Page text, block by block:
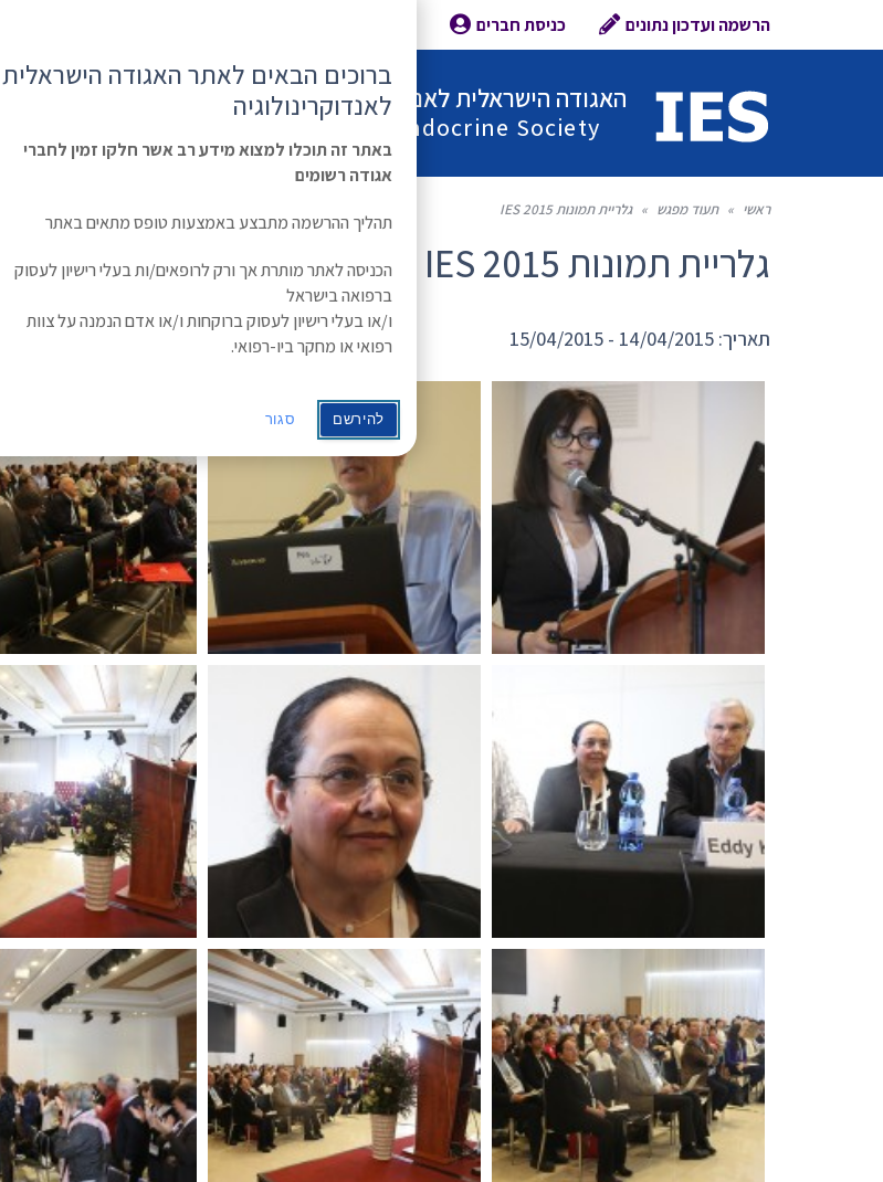
הרשמה ועדכון נתונים כניסת חברים
האגודה הישראלית לאנדוקרינולוגיה
Israel Endocrine Society
ראשי משולחן מפגשים
ראשי » תעוד מפגש » גלריית תמונות IES 2015
גלריית תמונות IES 2015
תאריך: 14/04/2015 - 15/04/2015
ברוכים הבאים לאתר האגודה הישראלית
לאנדוקרינולוגיה
באתר זה תוכלו למצוא מידע רב אשר חלקו זמין לחברי
אגודה רשומים
תהליך ההרשמה מתבצע באמצעות טופס מתאים באתר
הכניסה לאתר מותרת אך ורק לרופאים/ות בעלי רישיון לעסוק
ברפואה בישראל
ו/או בעלי רישיון לעסוק ברוקחות ו/או אדם הנמנה על צוות
רפואי או מחקר ביו-רפואי.
להירשם סגור